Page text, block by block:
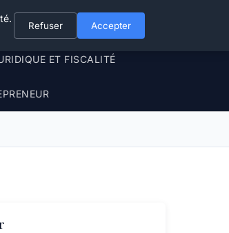
ET FISCALITÉ
Refuser Accepter